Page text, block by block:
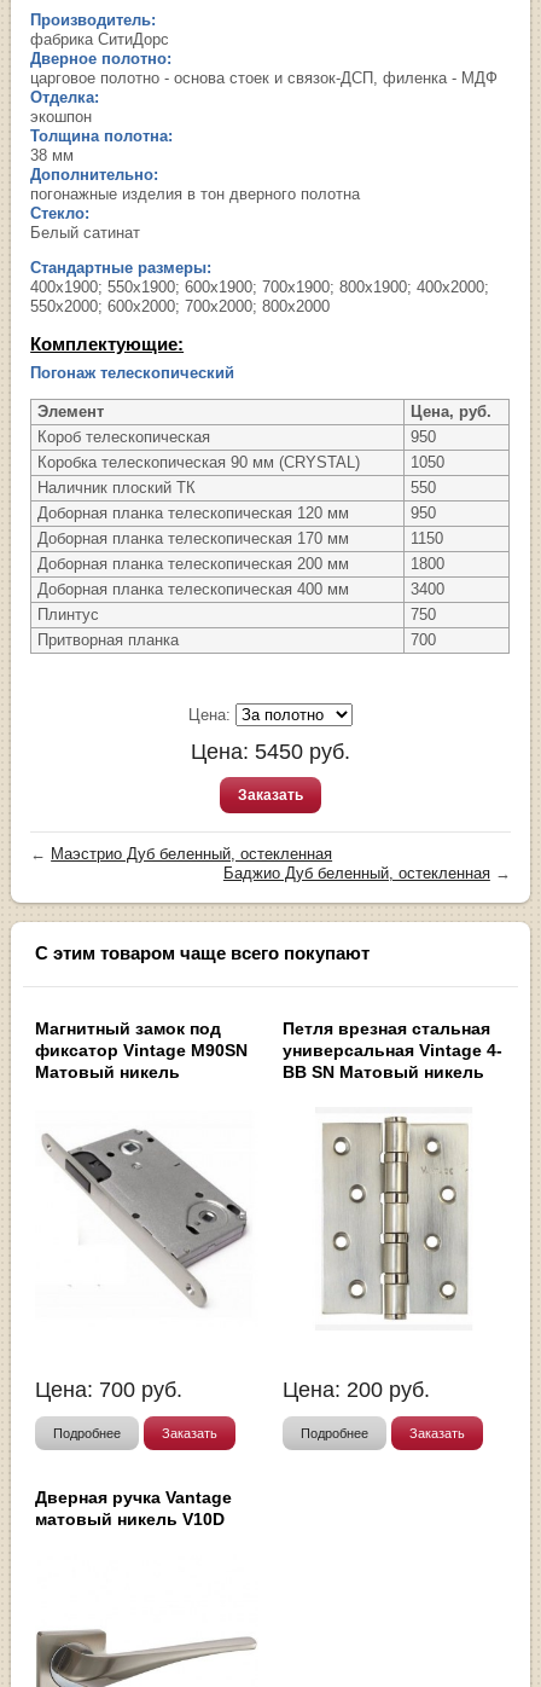
Производитель:
фабрика СитиДорс
Дверное полотно:
царговое полотно - основа стоек и связок-ДСП, филенка - МДФ
Отделка:
экошпон
Толщина полотна:
38 мм
Дополнительно:
погонажные изделия в тон дверного полотна
Стекло:
Белый сатинат
Стандартные размеры:
400х1900; 550х1900; 600х1900; 700х1900; 800х1900; 400х2000;
550х2000; 600х2000; 700х2000; 800х2000
Комплектующие:
Погонаж телескопический
Элемент
Цена, руб.
Короб телескопическая
950
Коробка телескопическая 90 мм (CRYSTAL)
1050
Наличник плоский ТК
550
Доборная планка телескопическая 120 мм
950
Доборная планка телескопическая 170 мм
1150
Доборная планка телескопическая 200 мм
1800
Доборная планка телескопическая 400 мм
3400
Плинтус
750
Притворная планка
700
Цена:
Цена: 5450 руб.
Заказать
← Маэстрио Дуб беленный, остекленная
Баджио Дуб беленный, остекленная→
С этим товаром чаще всего покупают
Магнитный замок под
фиксатор Vintage M90SN
Матовый никель
Цена: 700 руб.
Подробнее Заказать
Петля врезная стальная
универсальная Vintage 4-
BB SN Матовый никель
Цена: 200 руб.
Подробнее Заказать
Дверная ручка Vantage
матовый никель V10D